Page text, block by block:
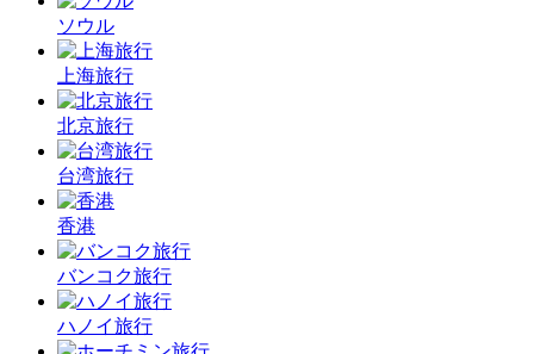
ソウル
上海旅行
北京旅行
台湾旅行
香港
バンコク旅行
ハノイ旅行